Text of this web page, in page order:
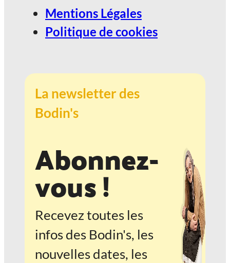
Mentions Légales
Politique de cookies
La newsletter des
Bodin's
Abonnez-
vous !
Recevez toutes les
infos des Bodin's, les
nouvelles dates, les